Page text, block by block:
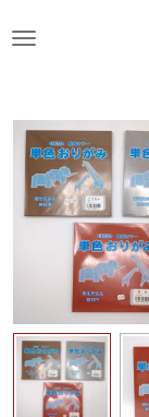
de
hoofdinhoud